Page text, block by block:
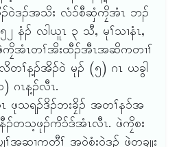
ဝဲဒၣ်အသိး လံ၁်စီဆှံကၠိအံၤ ဘၣ်
၂ နံၣ် လါယူၤ ၃ သီ, မုၢ်သၢနံၤ,
ဖဲကၠိအံၤတၢ်အိးထီၣ်အီၤအဆိကတၢၢ်
တၢ်န့ၣ်အိၣ်ဝဲ မုၣ် (၅) ဂၤ ယခွါ
ဂၤန့ၣ်လီၤ.
ၤ ဖုသရၣ်ဒိၣ်ဘးခၠိၣ် အတၢ်န၁်အ
နီၣ်တသ့ဖုၣ်ကိ၁်ဒ်အံၤလီၤ. ဖဲကၠိစး
အဆၢကတီၢ် အဝဲစံးဝဲဒၣ် ဖဲတချုး